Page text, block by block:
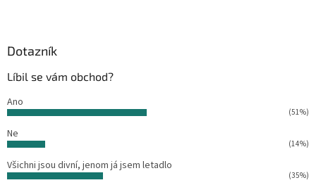
Dotazník
Líbil se vám obchod?
Ano
(51%)
Ne
(14%)
Všichni jsou divní, jenom já jsem letadlo
(35%)